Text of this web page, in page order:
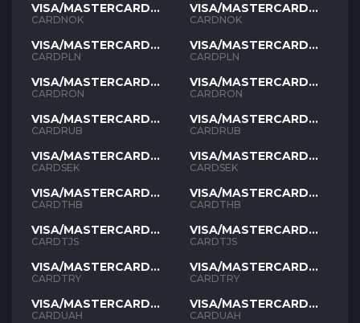
VISA/MASTERCARD
NOK
CARDNOK
VISA/MASTERCARD
PLN
CARDPLN
VISA/MASTERCARD
RON
CARDRON
VISA/MASTERCARD
RUB
CARDRUB
VISA/MASTERCARD
SEK
CARDSEK
VISA/MASTERCARD
THB
CARDTHB
VISA/MASTERCARD
TJS
CARDTJS
VISA/MASTERCARD
TYR
CARDTRY
VISA/MASTERCARD
UAH
CARDUAH
VISA/MASTERCARD
NOK
CARDNOK
VISA/MASTERCARD
PLN
CARDPLN
VISA/MASTERCARD
RON
CARDRON
VISA/MASTERCARD
RUB
CARDRUB
VISA/MASTERCARD
SEK
CARDSEK
VISA/MASTERCARD
THB
CARDTHB
VISA/MASTERCARD
TJS
CARDTJS
VISA/MASTERCARD
TYR
CARDTRY
VISA/MASTERCARD
UAH
CARDUAH